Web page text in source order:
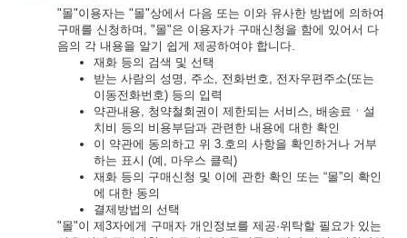
"몰"이용자는 "몰"상에서 다음 또는 이와 유사한 방법에 의하여
구매를 신청하며, "몰"은 이용자가 구매신청을 함에 있어서 다
음의 각 내용을 알기 쉽게 제공하여야 합니다.
재화 등의 검색 및 선택
받는 사람의 성명, 주소, 전화번호, 전자우편주소(또는
이동전화번호) 등의 입력
약관내용, 청약철회권이 제한되는 서비스, 배송료ㆍ설
치비 등의 비용부담과 관련한 내용에 대한 확인
이 약관에 동의하고 위 3.호의 사항을 확인하거나 거부
하는 표시 (예, 마우스 클릭)
재화 등의 구매신청 및 이에 관한 확인 또는 “몰”의 확인
에 대한 동의
결제방법의 선택
"몰"이 제3자에게 구매자 개인정보를 제공·위탁할 필요가 있는